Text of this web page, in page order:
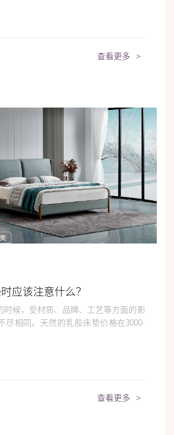
查看更多 >
应该注意什么？
时候，受材质、品牌、工艺等方面的影
尽相同。天然的乳胶床垫价格在3000-
查看更多 >